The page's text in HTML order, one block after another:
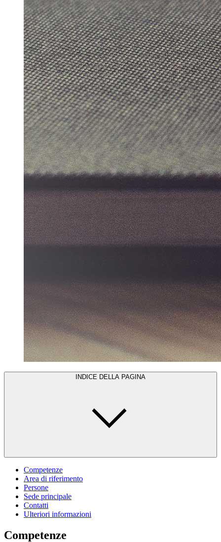
INDICE DELLA PAGINA
Competenze
Area di riferimento
Persone
Sede principale
Contatti
Ulteriori informazioni
Competenze